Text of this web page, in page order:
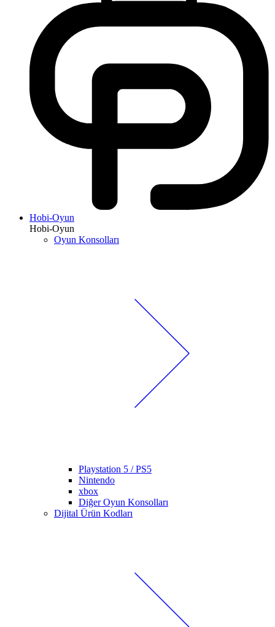
Hobi-Oyun
Hobi-Oyun
Oyun Konsolları
Playstation 5 / PS5
Nintendo
xbox
Diğer Oyun Konsolları
Dijital Ürün Kodları